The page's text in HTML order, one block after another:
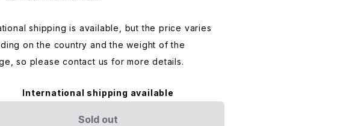
shipping is available, but the price varies
on the country and the weight of the
so please contact us for more details.
International shipping available
Sold out